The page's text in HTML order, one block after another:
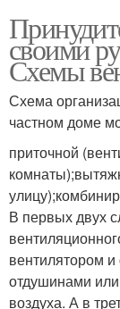
своими
Схемы
Схема
частном доме
приточной
В первых двух
вентилятором
отдушинами или
воздуха. А в